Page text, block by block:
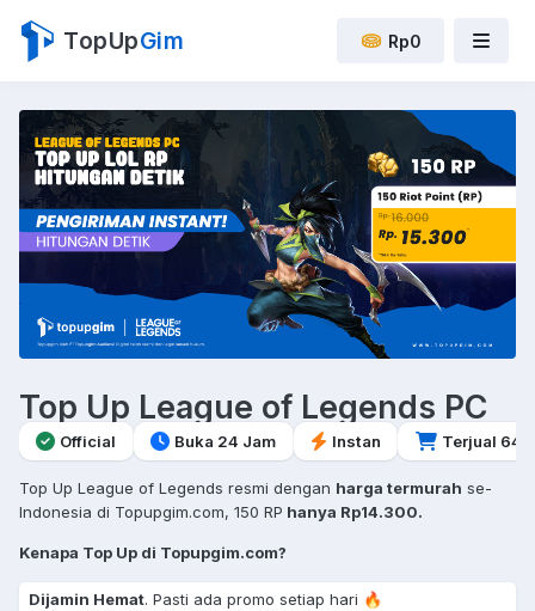
TopUpGim Rp0
Top Up League of Legends PC
Official Buka 24 Jam Instan Terjual 64
Top Up League of Legends resmi dengan harga termurah se-
Indonesia di Topupgim.com, 150 RP hanya Rp14.300.
Kenapa Top Up di Topupgim.com?
Dijamin Hemat. Pasti ada promo setiap hari 🔥